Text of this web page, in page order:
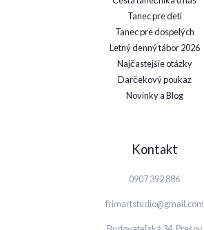
Tanec pre deti
Tanec pre dospelých
Letný denný tábor 2026
Najčastejšie otázky
Darčekový poukaz
Novinky a Blog
Kontakt
0907 392 886
frimartstudio@gmail.com